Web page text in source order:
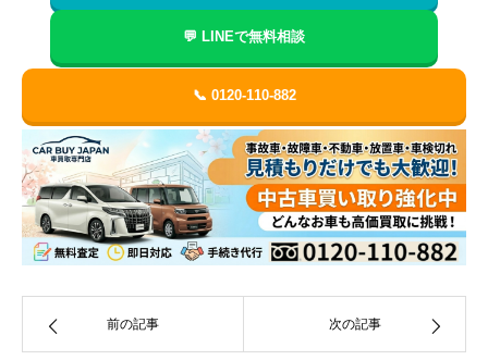
💬 LINEで無料相談
📞 0120-110-882
前の記事 次の記事